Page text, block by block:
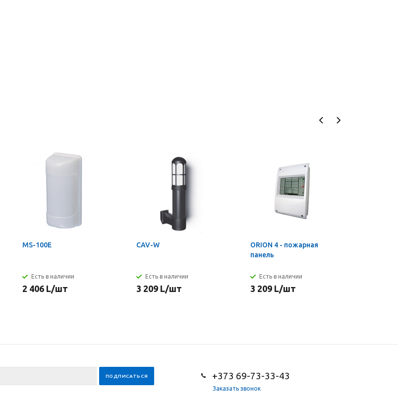
MS-100E
Есть в наличии
2 406 L/шт
CAV-W
Есть в наличии
3 209 L/шт
ORION 4 - пожарная
панель
Есть в наличии
3 209 L/шт
+373 69-73-33-43
Заказать звонок